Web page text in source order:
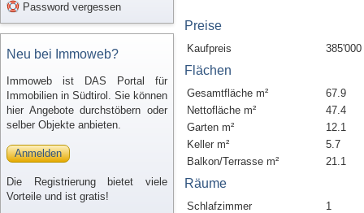
Password vergessen
Neu bei Immoweb?
Immoweb ist DAS Portal für
Immobilien in Südtirol. Sie können
hier Angebote durchstöbern oder
selber Objekte anbieten.
Anmelden
Die Registrierung bietet viele
Vorteile und ist gratis!
Preise
Kaufpreis 385'000
Flächen
Gesamtfläche m²
67.9
Nettofläche m²
47.4
Garten m²
12.1
Keller m²
5.7
Balkon/Terrasse m²
21.1
Räume
Schlafzimmer
1